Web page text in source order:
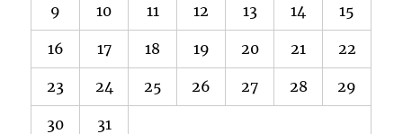
9 10 11 12 13 14 15
16 17 18 19 20 21 22
23 24 25 26 27 28 29
30 31